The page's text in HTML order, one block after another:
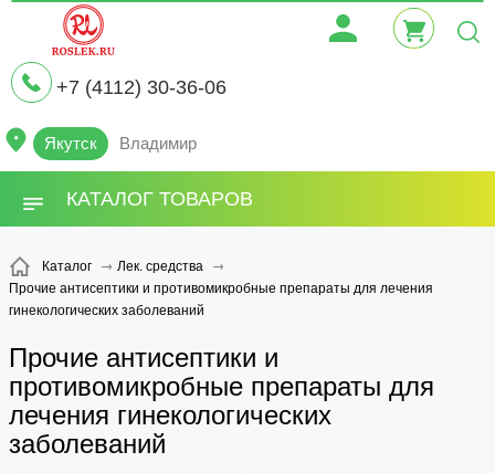
+7 (4112) 30-36-06
Якутск Владимир
КАТАЛОГ ТОВАРОВ
Каталог
Лек. средства
Прочие антисептики и противомикробные препараты для лечения
гинекологических заболеваний
Прочие антисептики и
противомикробные препараты для
лечения гинекологических
заболеваний